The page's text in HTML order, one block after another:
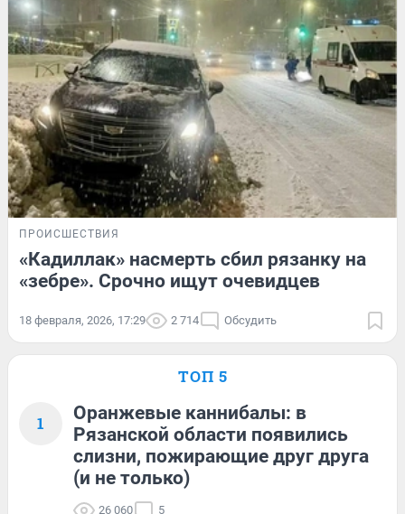
ПРОИСШЕСТВИЯ
«Кадиллак» насмерть сбил рязанку на
«зебре». Срочно ищут очевидцев
18 февраля, 2026, 17:29 2 714 Обсудить
ТОП 5
1
Оранжевые каннибалы: в
Рязанской области появились
слизни, пожирающие друг друга
(и не только)
26 060 5